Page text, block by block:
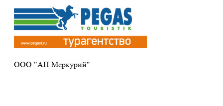
ООО "АП Меркурий"